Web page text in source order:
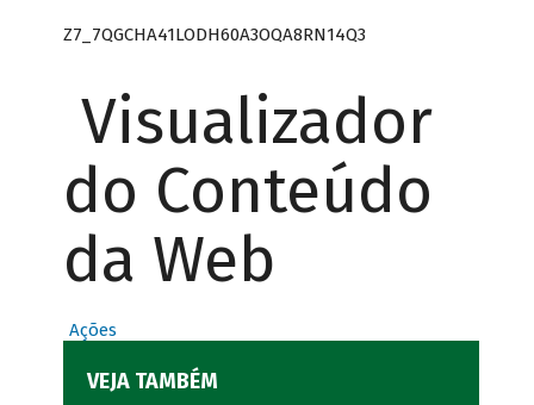
Z7_7QGCHA41LODH60A3OQA8RN14Q3
Visualizador
do Conteúdo
da Web
Ações
VEJA TAMBÉM